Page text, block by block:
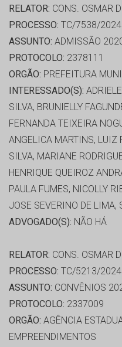
RELATOR: CONS. OSMAR
PROCESSO: TC/7538/2024
ASSUNTO: ADMISSÃO
PROTOCOLO: 2378111
ORGÃO: PREFEITURA
INTERESSADO(S):
SILVA, BRUNIELLY
FERNANDA TEIXEIRA
ANGELICA MARTINS, LUIZ
SILVA, MARIANE
HENRIQUE QUEIROZ
PAULA FUMES, NICOLLY
JOSE SEVERINO DE LIMA,
ADVOGADO(S): NÃO HÁ
RELATOR: CONS. OSMAR
PROCESSO: TC/5213/2024
ASSUNTO: CONVÊNIOS
PROTOCOLO: 2337009
ORGÃO: AGÊNCIA
EMPREENDIMENTOS